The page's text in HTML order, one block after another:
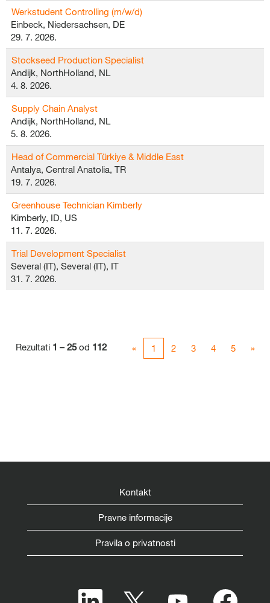
Werkstudent Controlling (m/w/d)
Einbeck, Niedersachsen, DE
29. 7. 2026.
Stockseed Production Specialist
Andijk, NorthHolland, NL
4. 8. 2026.
Supply Chain Analyst
Andijk, NorthHolland, NL
5. 8. 2026.
Head of Commercial Türkiye & Middle East
Antalya, Central Anatolia, TR
19. 7. 2026.
Greenhouse Technician Kimberly
Kimberly, ID, US
11. 7. 2026.
Trial Development Specialist
Several (IT), Several (IT), IT
31. 7. 2026.
Rezultati 1 – 25od 112 « 1 2 3 4 5 »
Kontakt
Pravne informacije
Pravila o privatnosti
O
O
O